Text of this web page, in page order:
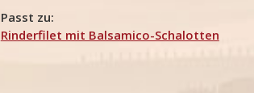
Passt zu:
Rinderfilet mit Balsamico-Schalotten